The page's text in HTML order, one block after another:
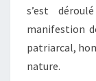
s’est
manifestion
patriarcal,
nature.